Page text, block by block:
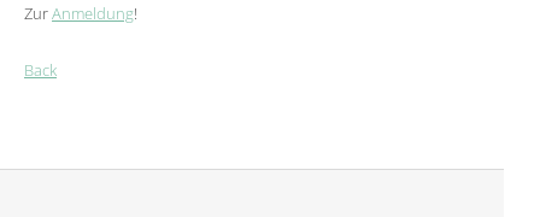
ZurAnmeldung!
Back